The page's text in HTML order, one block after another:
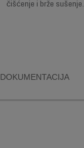
čišćenje i brže sušenje.
DOKUMENTACIJA